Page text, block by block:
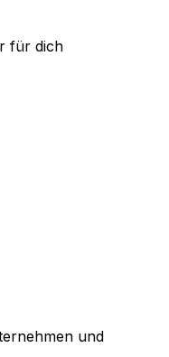
für dich
und